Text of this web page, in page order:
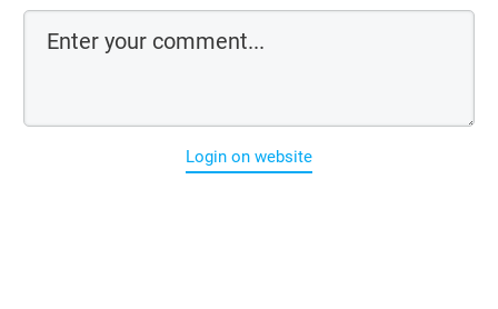
Login on website